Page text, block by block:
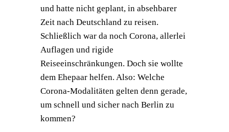
und hatte nicht geplant, in absehbarer
Zeit nach Deutschland zu reisen.
Schließlich war da noch Corona, allerlei
Auflagen und rigide
Reiseeinschränkungen. Doch sie wollte
dem Ehepaar helfen. Also: Welche
Corona-Modalitäten gelten denn gerade,
um schnell und sicher nach Berlin zu
kommen?